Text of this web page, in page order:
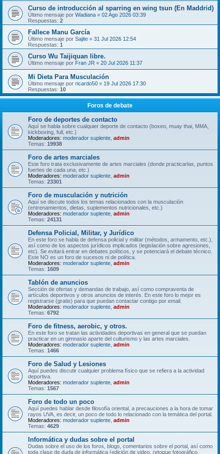
Curso de introducción al sparring en wing tsun (En Maddrid)
Último mensaje por Wadiana « 02 Ago 2026 03:39
Respuestas: 2
Fallece Manu García
Último mensaje por Sajite « 31 Jul 2026 12:54
Respuestas: 1
Curso Wu Taijiquan libre.
Último mensaje por Fran JR « 20 Jul 2026 11:37
Mi Dieta Para Musculación
Último mensaje por ricardo50 « 19 Jul 2026 17:30
Respuestas: 10
Foros de debate
Foro de deportes de contacto
Aquí se habla sobre cualquier deporte de contacto (boxeo, muay thai, MMA,
kickboxing, full, etc.)
Moderadores: moderador suplente admin
Temas: 19938
Foro de artes marciales
Este foro trata exclusivamente de artes marciales (donde practicarlas, puntos
fuertes de cada una, etc.)
Moderadores: moderador suplente admin
Temas: 23301
Foro de musculación y nutrición
Aquí se discute todos los temas relacionados con la musculación
(entrenamientos, dietas, suplementos nutricionales, etc.)
Moderadores: moderador suplente admin
Temas: 24131
Defensa Policial, Militar, y Jurídico
En este foro se habla de defensa policial y militar (métodos, armamento, etc.),
así como de los aspectos jurídicos implicados (legislación sobre agresiones,
etc). Se evitará entrar en debates políticos, y se potenciará el debate técnico.
Este NO es un foro de sucesos ni de política.
Moderadores: moderador suplente admin
Temas: 1609
Tablón de anuncios
Sección de ofertas y demandas de trabajo, así como compraventa de
artículos deportivos y otros anuncios de interés. En este foro lo mejor es
registrarse (gratis) para que puedan contactar contigo por email.
Moderadores: moderador suplente admin
Temas: 6792
Foro de fitness, aerobic, y otros.
En este foro se tratan las actividades deportivas en general que se puedan
practicar en un gimnasio aparte del culturismo y las artes marciales.
Moderadores: moderador suplente admin
Temas: 1466
Foro de Salud y Lesiones
Aquí puedes discutir cualquier problema físico que se refiera a la actividad
deportiva.
Moderadores: moderador suplente admin
Temas: 1567
Foro de todo un poco
Aquí puedes hablar desde filosofía oriental, a precauciones a la hora de tomar
rayos UVA, es decir, un poco de todo lo relacionado con la temática del portal.
Moderadores: moderador suplente admin
Temas: 4629
Informática y dudas sobre el portal
Dudas sobre el uso de los foros, blogs, comentarios sobre el portal, así como
toda clase de duda de informática (edición de video, retoque fotográfico,